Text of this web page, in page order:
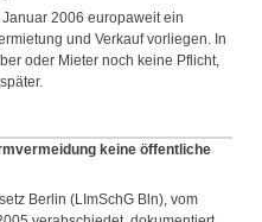
2006 europaweit ein
und Verkauf vorliegen. In
oder Mieter noch keine Pflicht,
keine öffentliche
Berlin (LImSchG Bln), vom